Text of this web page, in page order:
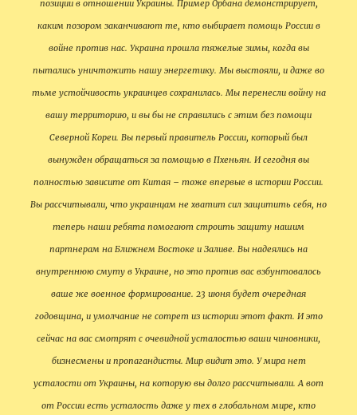
позиции в отношении Украины. Пример Орбана демонстрирует,
каким позором заканчивают те, кто выбирает помощь России в
войне против нас. Украина прошла тяжелые зимы, когда вы
пытались уничтожить нашу энергетику. Мы выстояли, и даже во
тьме устойчивость украинцев сохранилась. Мы перенесли войну на
вашу территорию, и вы бы не справились с этим без помощи
Северной Кореи. Вы первый правитель России, который был
вынужден обращаться за помощью в Пхеньян. И сегодня вы
полностью зависите от Китая – тоже впервые в истории России.
Вы рассчитывали, что украинцам не хватит сил защитить себя, но
теперь наши ребята помогают строить защиту нашим
партнерам на Ближнем Востоке и Заливе. Вы надеялись на
внутреннюю смуту в Украине, но это против вас взбунтовалось
ваше же военное формирование. 23 июня будет очередная
годовщина, и умолчание не сотрет из истории этот факт. И это
сейчас на вас смотрят с очевидной усталостью ваши чиновники,
бизнесмены и пропагандисты. Мир видит это. У мира нет
усталости от Украины, на которую вы долго рассчитывали. А вот
от России есть усталость даже у тех в глобальном мире, кто